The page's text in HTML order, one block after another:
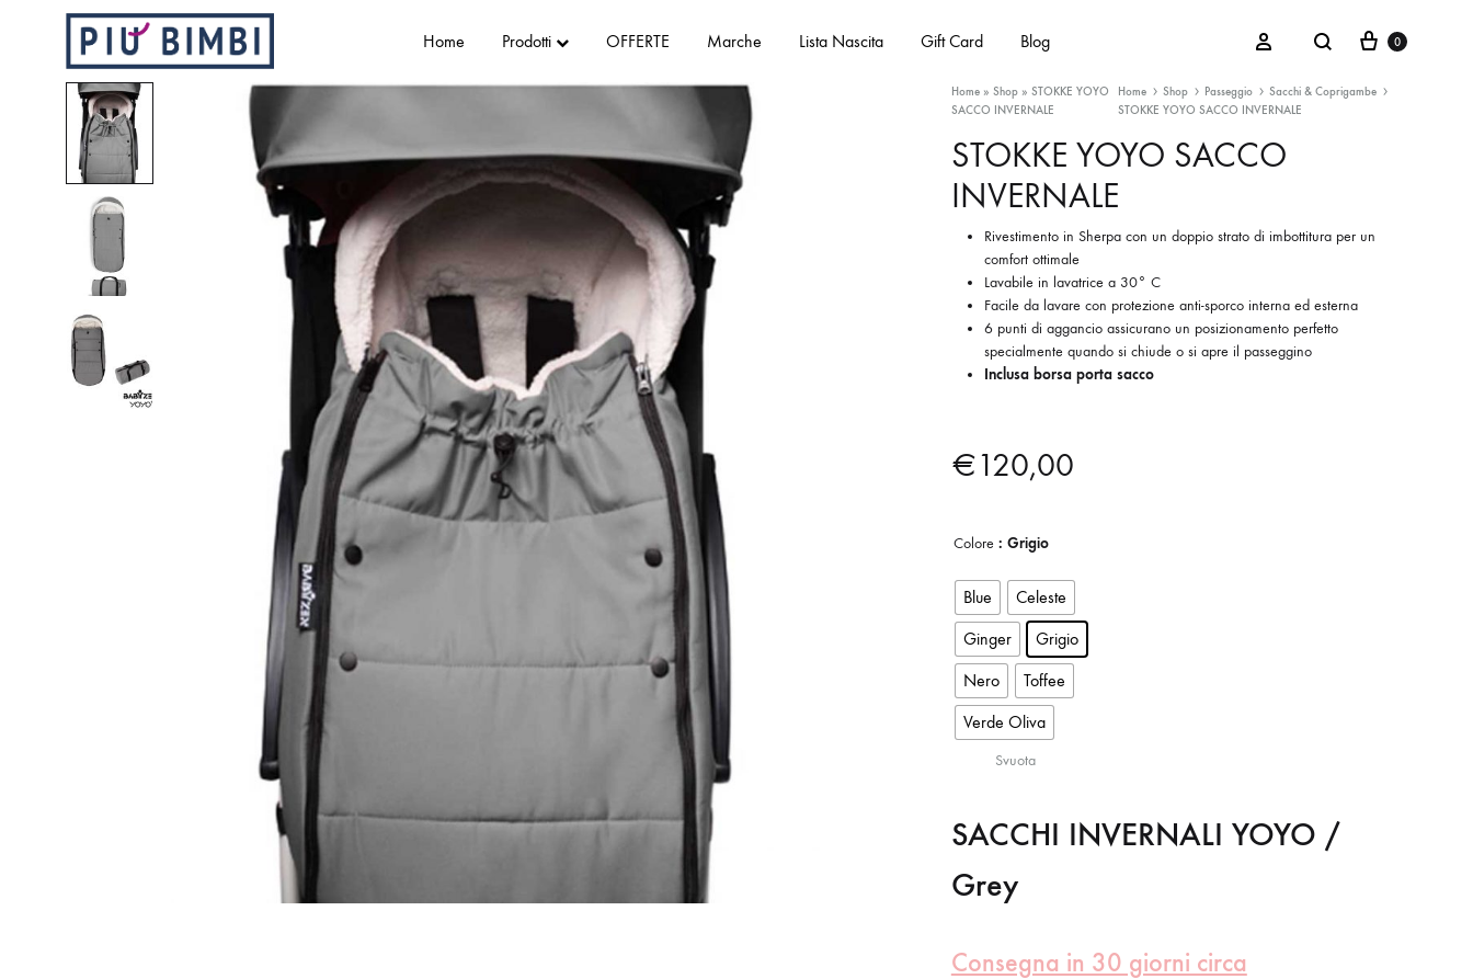
Più
Bimbi
Abbigliamento
accessori
per
bambini
Home Prodotti OFFERTE Marche Lista Nascita Gift Card Blog Sign inSearch
Maschietti
Femminucce
Unisex
Cart
0
Home» Shop» STOKKE YOYO
SACCO INVERNALE
Home Shop Passeggio
Sacchi & Coprigambe
STOKKE YOYO SACCO INVERNALE
STOKKE YOYO SACCO
INVERNALE
Rivestimento in Sherpa con un doppio strato di imbottitura per un
comfort ottimale
Lavabile in lavatrice a 30° C
Facile da lavare con protezione anti-sporco interna ed esterna
6 punti di aggancio assicurano un posizionamento perfetto
specialmente quando si chiude o si apre il passeggino
Inclusa borsa porta sacco
€120,00
Colore : Grigio
Blue
Celeste
Ginger
Grigio
Nero
Toffee
Verde Oliva
Svuota
SACCHI INVERNALI YOYO /
Grey
Consegna in 30 giorni circa